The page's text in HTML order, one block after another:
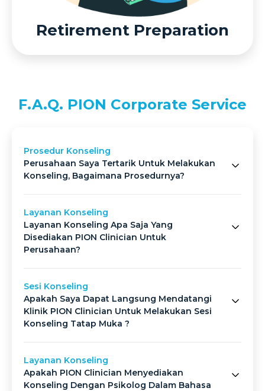
Retirement Preparation
F.A.Q. PION Corporate Service
Prosedur Konseling
Perusahaan Saya Tertarik Untuk Melakukan
Konseling, Bagaimana Prosedurnya?
Layanan Konseling
Layanan Konseling Apa Saja Yang
Disediakan PION Clinician Untuk
Perusahaan?
Sesi Konseling
Apakah Saya Dapat Langsung Mendatangi
Klinik PION Clinician Untuk Melakukan Sesi
Konseling Tatap Muka ?
Layanan Konseling
Apakah PION Clinician Menyediakan
Konseling Dengan Psikolog Dalam Bahasa